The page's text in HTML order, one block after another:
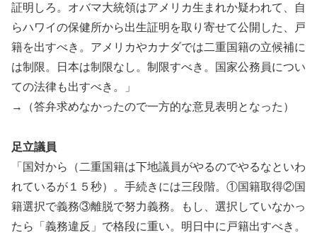
証明しろ。オバマ大統領はアメリカ生まれか疑われて、自
らハワイの保健所から出生証明を取り寄せて公開した、戸
籍を出すべき。アメリカやカナダでは二重国籍の立候補に
は制限。日本は制限なし。制限すべき。国家公務員につい
ての法律も出すべき。」
→（答弁求めなかったので一方的な意見表明となった）
足立議員
「国対から（二重国籍は下地議員がやるのでやるなといわ
れているが１５秒）。手続きには三段階。①国籍取得②国
籍選択で義務③離脱で努力義務。もし、選択していなかっ
たら「義務違反」で格段に重い。明日中に戸籍出すべき。